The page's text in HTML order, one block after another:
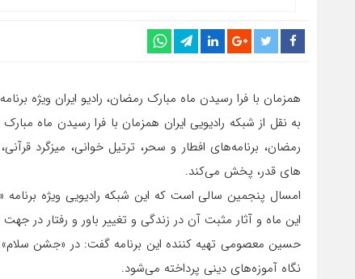
همزمان با فرا رسیدن ماه مبارک رمضان، رادیو ایران ویژه
به نقل از شبکه رادیویی ایران همزمان با فرا رسیدن ماه
رمضان، برنامه‌های افطار و سحر، ترتیل خوانی، میزگرد
های قدر، پخش می‌کند.
امسال پنجمین سالی است که این شبکه رادیویی ویژه
این ماه و آثار مثبت آن در زندگی و تغییر باور و رفتار
حسین معصومی تهیه کننده این برنامه گفت: در «جشن
نگاه آموزه‌های دینی پرداخته می‌شود.